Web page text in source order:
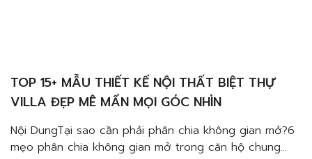
TOP 15+ MẪU THIẾT KẾ NỘI THẤT BIỆT THỰ
VILLA ĐẸP MÊ MẨN MỌI GÓC NHÌN
Nội DungTại sao cần phải phân chia không gian mở?6
mẹo phân chia không gian mở trong căn hộ chung